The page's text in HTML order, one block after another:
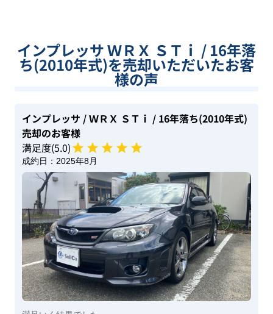
インプレッサ ＷＲＸ ＳＴｉ / 16年落
ち(2010年式)を売却いただいたお客
様の声
インプレッサ / ＷＲＸ ＳＴｉ / 16年落ち(2010年式)
売却のお客様
満足度(5.0)
成約日： 2025年8月